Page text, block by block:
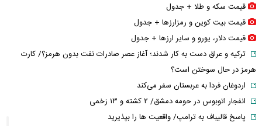
قیمت سکه و طلا + جدول
قیمت بیت کوین و رمزارز‌ها + جدول
قیمت دلار، یورو و سایر ارز‌ها + جدول
ترکیه و عراق دست به کار شدند؛ آغاز عصر صادرات نفت بدون هرمز؟/ کارت
هرمز در حال سوختن است؟
اردوغان فردا به عربستان سفر می‌کند
انفجار اتوبوس در حومه دمشق/ ۲ کشته و ۱۳ زخمی
پاسخ قالیباف به ترامپ/ واقعیت ها را بپذیرید